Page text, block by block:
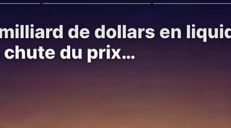
de dollars en
chute du prix…